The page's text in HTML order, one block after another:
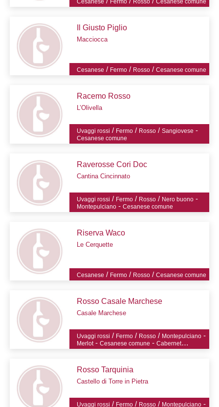
Il Giusto Piglio
Macciocca
Cesanese / Fermo / Rosso /Cesanese comune
Racemo Rosso
L’Olivella
Uvaggi rossi / Fermo / Rosso /Sangiovese -
Cesanese comune
Raverosse Cori Doc
Cantina Cincinnato
Uvaggi rossi / Fermo / Rosso / Nero buono -
Montepulciano -Cesanese comune
Riserva Waco
Le Cerquette
Cesanese / Fermo / Rosso /Cesanese comune
Rosso Casale Marchese
Casale Marchese
Uvaggi rossi / Fermo / Rosso / Montepulciano -
Merlot-Cesanese comune -Cabernet
Sauvignon
Rosso Tarquinia
Castello di Torre in Pietra
Uvaggi rossi / Fermo / Rosso / Montepulciano -